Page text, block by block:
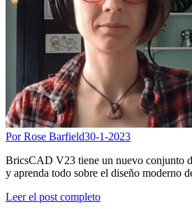
Por Rose Barfield30-1-2023
BricsCAD V23 tiene un nuevo conjunto
y aprenda todo sobre el diseño moderno
Leer el post completo